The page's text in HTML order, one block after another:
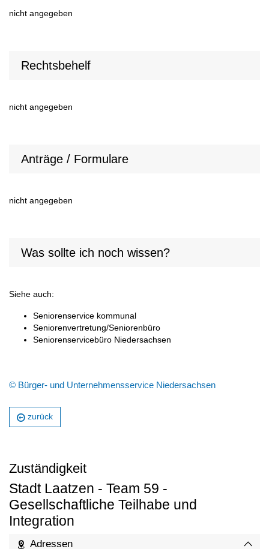
nicht angegeben
Rechtsbehelf
nicht angegeben
Anträge / Formulare
nicht angegeben
Was sollte ich noch wissen?
Siehe auch:
Seniorenservice kommunal
Seniorenvertretung/Seniorenbüro
Seniorenservicebüro Niedersachsen
© Bürger- und Unternehmensservice Niedersachsen
zurück
Zuständigkeit
Stadt Laatzen - Team 59 -
Gesellschaftliche Teilhabe und
Integration
Adressen